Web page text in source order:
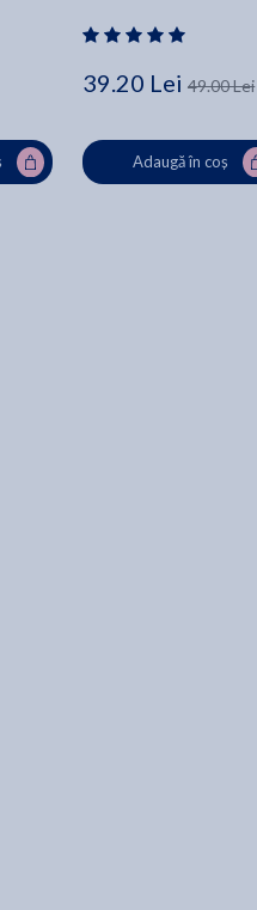
39.20 Lei 49.00 Lei
Adaugă în coș